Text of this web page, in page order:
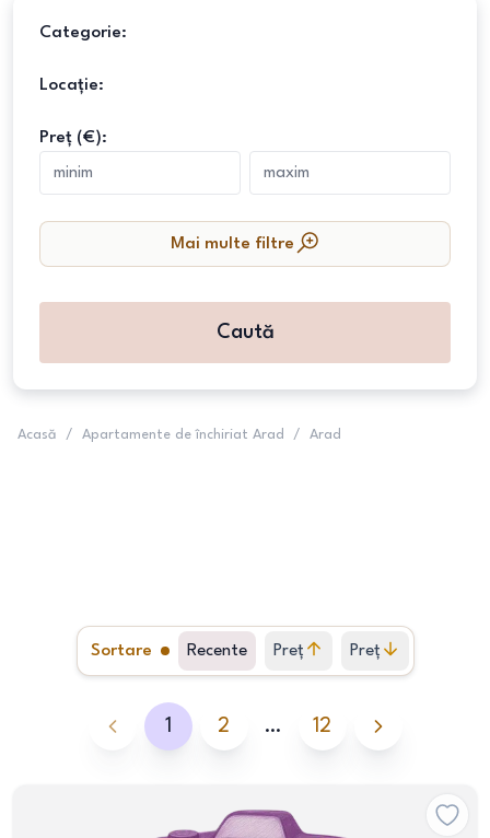
Categorie:
Locație:
Preț (€):
Mai multe filtre
Caută
Acasă / Apartamente de închiriat Arad / Arad
Sortare Recente Preț
crescător
Preț
descrescător
1 2 … 12